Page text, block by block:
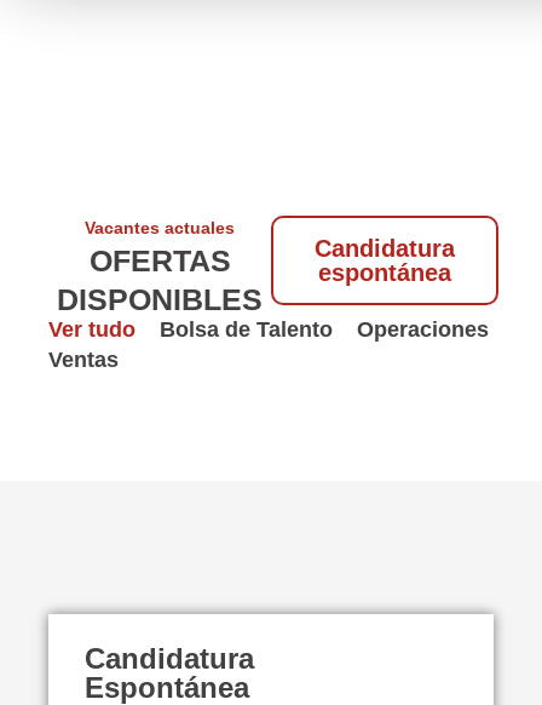
Vacantes actuales
OFERTAS
DISPONIBLES
Candidatura
espontánea
Ver tudo Bolsa de Talento
Operaciones
Ventas
Candidatura
Espontánea